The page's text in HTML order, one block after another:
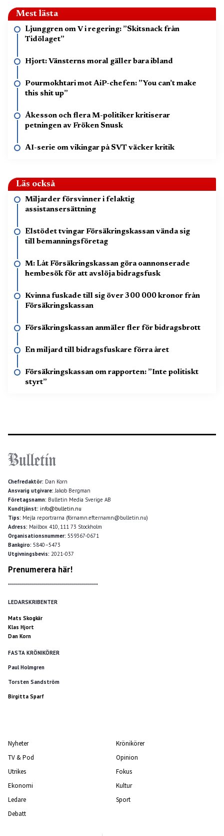
Mest lästa
Ljunggren om V i regering: ”Skitsnack från
Tidölaget”
Hjort: Vänsterns moral gäller bara ibland
Pourmokhtari mot AiP-chefen: ”You can’t make
this shit up”
Åkesson och flera M-politiker kritiserar
petningen av Fröken Snusk
AI-serie om vikingar på SVT väcker kritik
Läs också
Miljarder försvinner i felaktig
assistansersättning
Elstödet tvingar Försäkringskassan vända sig
till bemanningsföretag
M: Låt Försäkringskassan göra oannonserade
hembesök för att avslöja bidragsfusk
Kvinna fuskade till sig över 300 000 kronor från
Försäkringskassan
Försäkringskassan anmäler fler för bidragsbrott
En miljard till bidragsfuskare förra året
Försäkringskassan om rapporten: ”Inte politiskt
styrt”
Chefredaktör: Dan Korn
Ansvarig utgivare: Jakob Bergman
Företagsnamn: Bulletin Media Sverige AB
Kundtjänst: info@bulletin.nu
Tips: Mejla reportrarna (förnamn.efternamn@bulletin.nu)
Adress: Mailbox 410, 111 73 Stockholm
Organisationsnummer: 559367-0671
Bankgiro: 5840–5473
Utgivningsbevis: 2021-037
Prenumerera här!
*********************************************
LEDARSKRIBENTER
Mats Skogkär
Klas Hjort
Dan Korn
FASTA KRÖNIKÖRER
Paul Holmgren
Torsten Sandström
Birgitta Sparf
Nyheter
TV & Pod
Utrikes
Ekonomi
Ledare
Debatt
Krönikörer
Opinion
Fokus
Kultur
Sport